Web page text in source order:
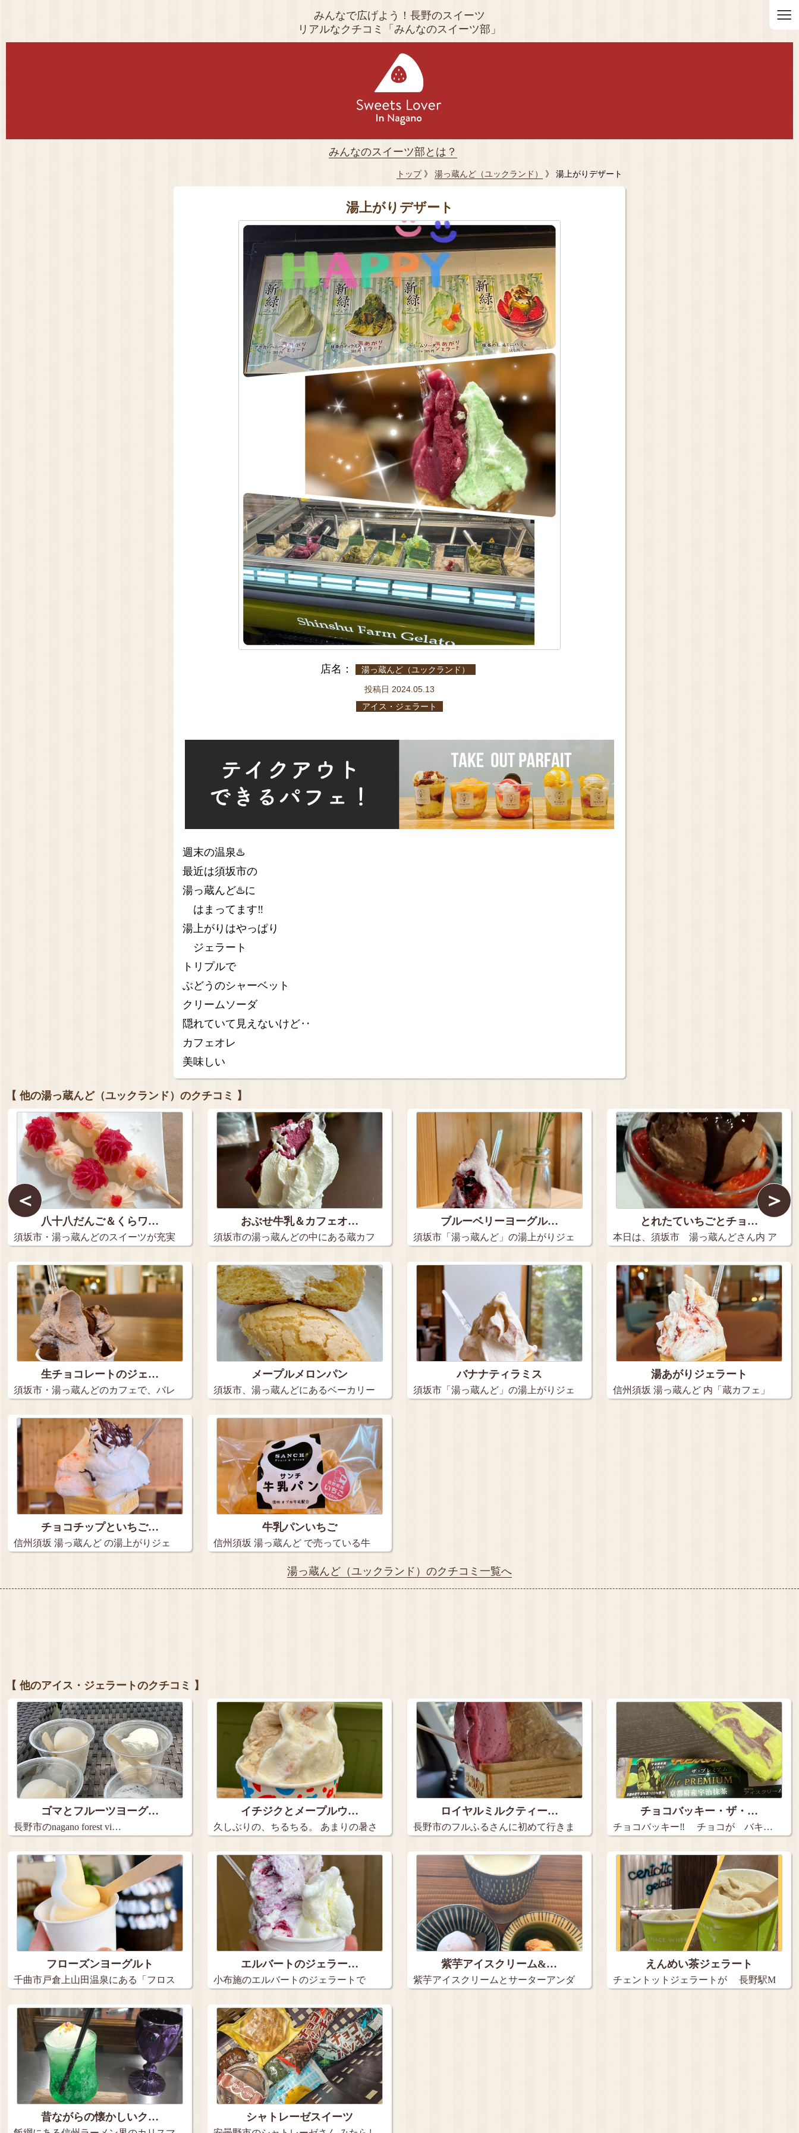
≡
みんなで広げよう！長野のスイーツ
リアルなクチコミ「みんなのスイーツ部」
みんなのスイーツ部とは？
トップ》 湯っ蔵んど（ユックランド） 》 湯上がりデザート
湯上がりデザート
店名： 湯っ蔵んど（ユックランド）
投稿日 2024.05.13
アイス・ジェラート
週末の温泉♨️
最近は須坂市の
湯っ蔵んど♨️に
はまってます‼️
湯上がりはやっぱり
ジェラート
トリプルで
ぶどうのシャーベット
クリームソーダ
隠れていて見えないけど‥
カフェオレ
美味しい
＜ ＞
【 他の湯っ蔵んど（ユックランド）のクチコミ 】
八十八だんご＆くらワ…
須坂市・湯っ蔵んどのスイーツが充実
おぶせ牛乳＆カフェオ…
須坂市の湯っ蔵んどの中にある蔵カフ
ブルーベリーヨーグル…
須坂市「湯っ蔵んど」の湯上がりジェ
とれたていちごとチョ…
本日は、須坂市 湯っ蔵んどさん内 ア
生チョコレートのジェ…
須坂市・湯っ蔵んどのカフェで、バレ
メープルメロンパン
須坂市、湯っ蔵んどにあるベーカリー
バナナティラミス
須坂市「湯っ蔵んど」の湯上がりジェ
湯あがりジェラート
信州須坂 湯っ蔵んど 内「蔵カフェ」
チョコチップといちご…
信州須坂 湯っ蔵んど の湯上がりジェ
牛乳パンいちご
信州須坂 湯っ蔵んど で売っている牛
湯っ蔵んど（ユックランド）のクチコミ一覧へ
【 他のアイス・ジェラートのクチコミ 】
ゴマとフルーツヨーグ…
長野市のnagano forest vi…
イチジクとメープルウ…
久しぶりの、ちるちる。 あまりの暑さ
ロイヤルミルクティー…
長野市のフルふるさんに初めて行きま
チョコバッキー・ザ・…
チョコバッキー‼️ チョコが バキ…
フローズンヨーグルト
千曲市戸倉上山田温泉にある「フロス
エルバートのジェラー…
小布施のエルバートのジェラートで
紫芋アイスクリーム&…
紫芋アイスクリームとサーターアンダ
えんめい茶ジェラート
チェントットジェラートが 長野駅M
昔ながらの懐かしいク… シャトレーゼスイーツ